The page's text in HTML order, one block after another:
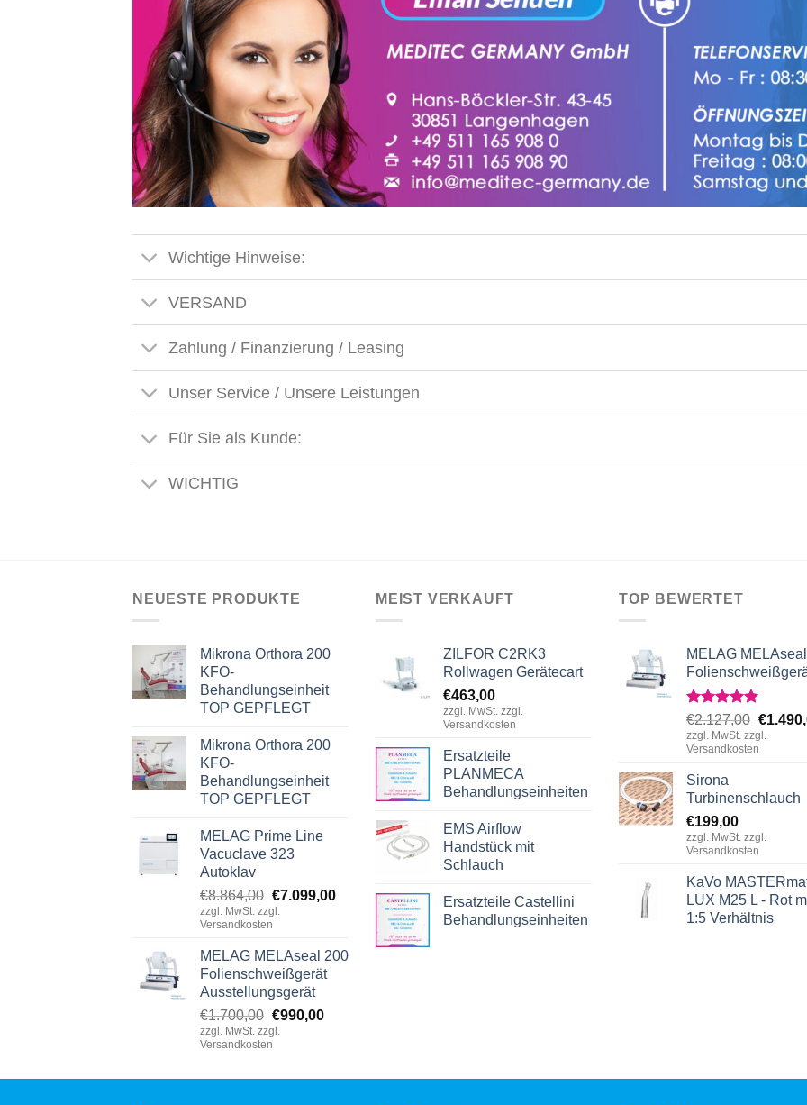
Wichtige Hinweise:
VERSAND
Zahlung / Finanzierung / Leasing
Unser Service / Unsere Leistungen
Für Sie als Kunde:
WICHTIG
NEUESTE PRODUKTE
Mikrona Orthora 200
KFO-
Behandlungseinheit
TOP GEPFLEGT
Mikrona Orthora 200
KFO-
Behandlungseinheit
TOP GEPFLEGT
MELAG Prime Line
Vacuclave 323
Autoklav
€8.864,00 Original
price
was:
€8.864,00.
€7.099,00Current
€7.099,00.
zzgl. MwSt. zzgl.
Versandkosten
MELAG MELAseal 200
Folienschweißgerät
Ausstellungsgerät
€1.700,00 Original
price
was:
€990,00Current
zzgl. MwSt. zzgl.
Versandkosten
MEIST VERKAUFT
ZILFOR C2RK3
Rollwagen Gerätecart
€463,00
zzgl. MwSt. zzgl.
Versandkosten
Ersatzteile
PLANMECA
Behandlungseinheiten
EMS Airflow
Handstück mit
Schlauch
Ersatzteile Castellini
Behandlungseinheiten
TOP BEWERTET
MELAG
Rated5.00
out of 5
€2.127,00 Original
price
was:
€
zzgl. MwSt. zzgl.
Versandkosten
Sirona
Turbinenschlauch
€199,00
zzgl. MwSt. zzgl.
Versandkosten
KaVo
LUX M25 L - Rot
1:5 Verhältnis